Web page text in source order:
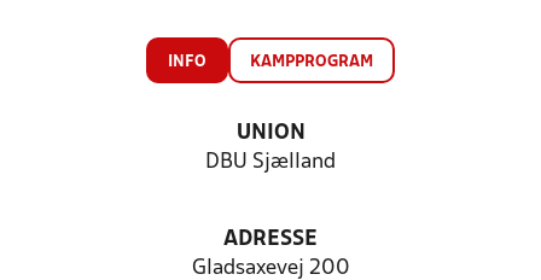
INFO KAMPPROGRAM
UNION
DBU Sjælland
ADRESSE
Gladsaxevej 200